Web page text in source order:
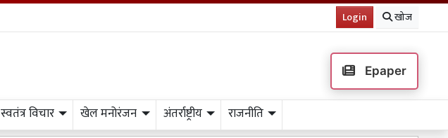
Login खोज
Epaper
स्वतंत्र विचार खेल मनोरंजन अंतर्राष्ट्रीय राजनीति